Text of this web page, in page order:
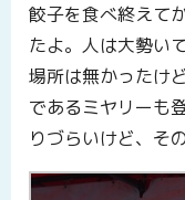
餃子を食べ終えて
たよ。人は大勢い
場所は無かったけ
であるミヤリーも
りづらいけど、そ